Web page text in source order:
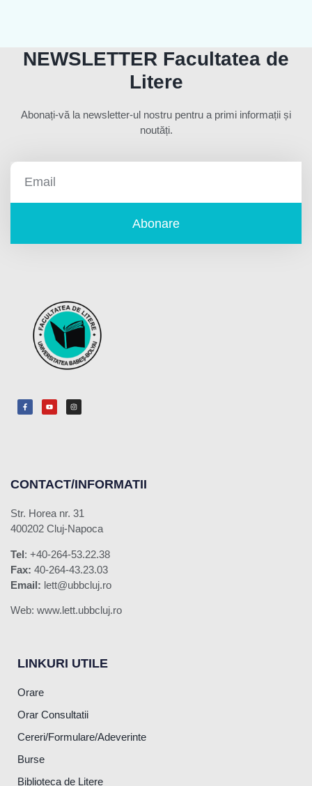
NEWSLETTER Facultatea de
Litere
Abonați-vă la newsletter-ul nostru pentru a primi informații și
noutăți.
Abonare
CONTACT/INFORMATII
Str. Horea nr. 31
400202 Cluj-Napoca
Tel: +40-264-53.22.38
Fax: 40-264-43.23.03
Email: lett@ubbcluj.ro
Web: www.lett.ubbcluj.ro
LINKURI UTILE
Orare
Orar Consultatii
Cereri/Formulare/Adeverinte
Burse
Biblioteca de Litere